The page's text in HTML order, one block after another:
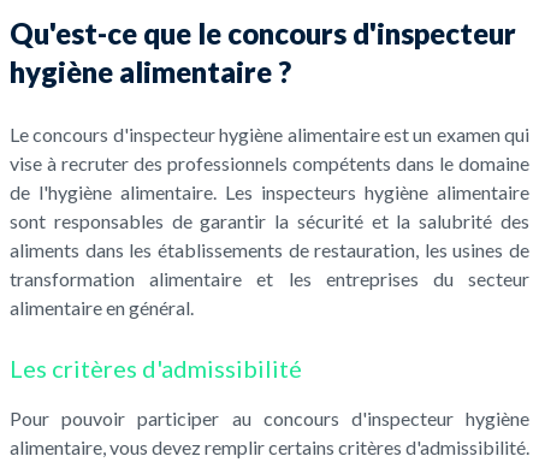
Qu'est-ce que le concours d'inspecteur
hygiène alimentaire ?
Le concours d'inspecteur hygiène alimentaire est un examen qui
vise à recruter des professionnels compétents dans le domaine
de l'hygiène alimentaire. Les inspecteurs hygiène alimentaire
sont responsables de garantir la sécurité et la salubrité des
aliments dans les établissements de restauration, les usines de
transformation alimentaire et les entreprises du secteur
alimentaire en général.
Les critères d'admissibilité
Pour pouvoir participer au concours d'inspecteur hygiène
alimentaire, vous devez remplir certains critères d'admissibilité.